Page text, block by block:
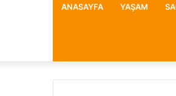
ANASAYFA YAŞAM